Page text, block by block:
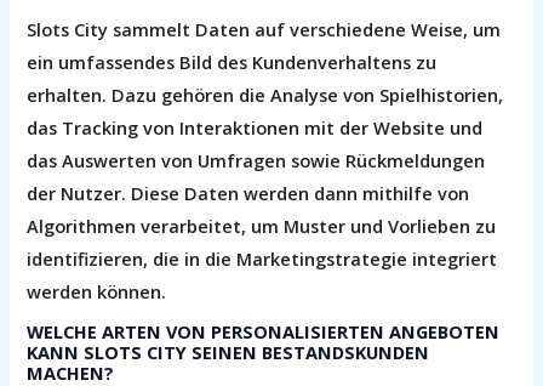
Slots City sammelt Daten auf verschiedene Weise, um
ein umfassendes Bild des Kundenverhaltens zu
erhalten. Dazu gehören die Analyse von Spielhistorien,
das Tracking von Interaktionen mit der Website und
das Auswerten von Umfragen sowie Rückmeldungen
der Nutzer. Diese Daten werden dann mithilfe von
Algorithmen verarbeitet, um Muster und Vorlieben zu
identifizieren, die in die Marketingstrategie integriert
werden können.
WELCHE ARTEN VON PERSONALISIERTEN ANGEBOTEN
KANN SLOTS CITY SEINEN BESTANDSKUNDEN
MACHEN?